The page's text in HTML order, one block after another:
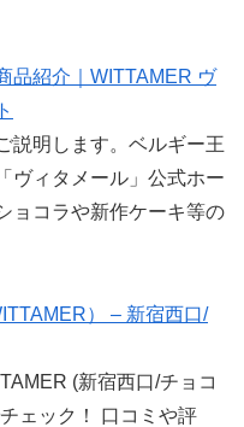
品紹介｜WITTAMER ヴ
説明します。ベルギー王
ヴィタメール」公式ホー
ョコラや新作ケーキ等の
） – 新宿西口/
(新宿西口/チョコ
ェック！ 口コミや評